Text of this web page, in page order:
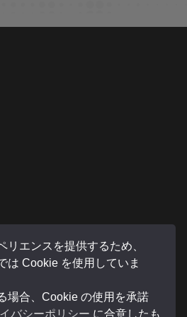
リエンスを提供するため、
は Cookie を使用していま
場合、Cookie の使用を承諾
バシーポリシー に合意したも